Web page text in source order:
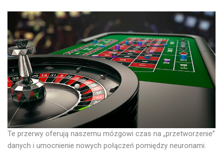
Te przerwy oferują naszemu mózgowi czas na „przetworzenie”
danych i umocnienie nowych połączeń pomiędzy neuronami.